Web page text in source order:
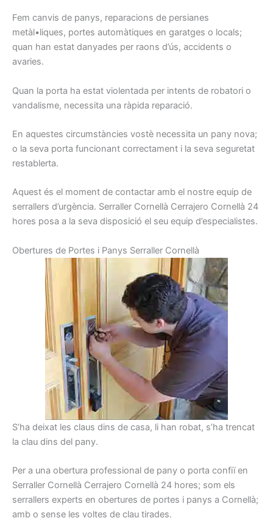
Fem canvis de panys, reparacions de persianes
metàl•liques, portes automàtiques en garatges o locals;
quan han estat danyades per raons d’ús, accidents o
avaries.
Quan la porta ha estat violentada per intents de robatori o
vandalisme, necessita una ràpida reparació.
En aquestes circumstàncies vostè necessita un pany nova;
o la seva porta funcionant correctament i la seva seguretat
restablerta.
Aquest és el moment de contactar amb el nostre equip de
serrallers d’urgència. Serraller Cornellà Cerrajero Cornellà 24
hores posa a la seva disposició el seu equip d’especialistes.
Obertures de Portes i Panys Serraller Cornellà
S’ha deixat les claus dins de casa, li han robat, s’ha trencat
la clau dins del pany.
Per a una obertura professional de pany o porta confiï en
Serraller Cornellà Cerrajero Cornellà 24 hores; som els
serrallers experts en obertures de portes i panys a Cornellà;
amb o sense les voltes de clau tirades.